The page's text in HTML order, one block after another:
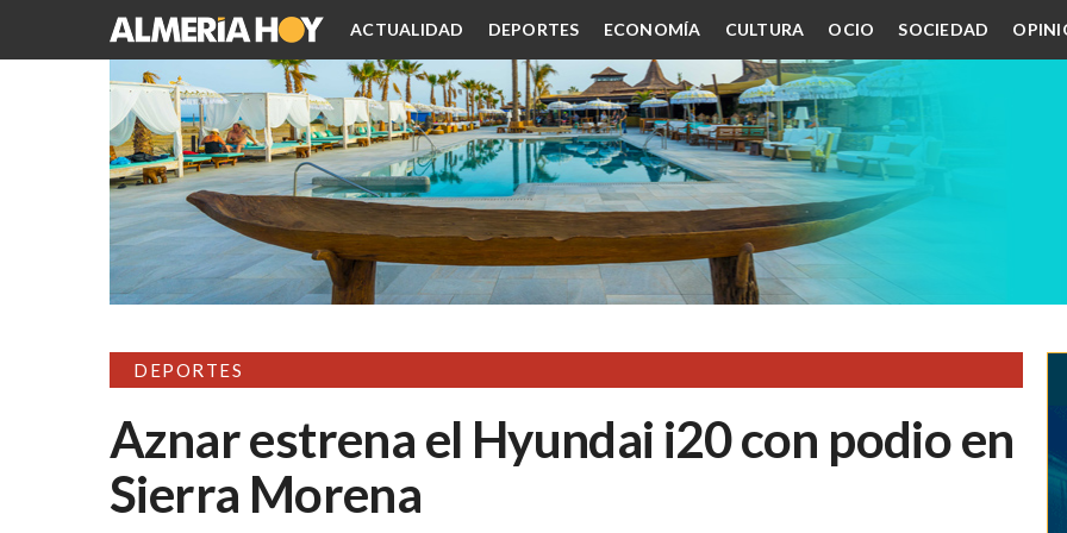
ACTUALIDAD DEPORTES ECONOMÍA CULTURA OCIO SOCIEDAD
DEPORTES
Aznar estrena el Hyundai i20 con podio en
Sierra Morena